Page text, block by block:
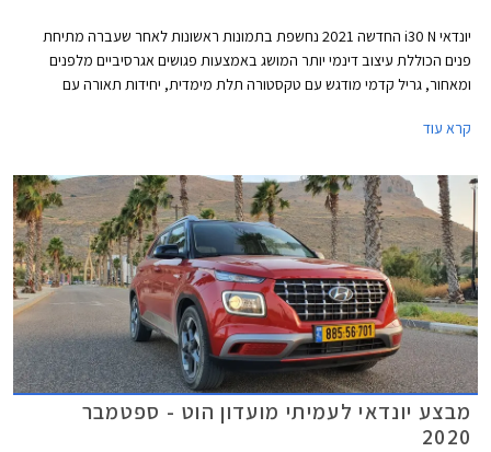
יונדאי i30 N החדשה 2021 נחשפת בתמונות ראשונות לאחר שעברה מתיחת
פנים הכוללת עיצוב דינמי יותר המושג באמצעות פגושים אגרסיביים מלפנים
ומאחור, גריל קדמי מודגש עם טקסטורה תלת מימדית, יחידות תאורה עם
וחישוקי 19 אינץ' קלים ב- 14 ק"ג ביחס לדגם הקודם.
קרא עוד
מבצע יונדאי לעמיתי מועדון הוט - ספטמבר
2020